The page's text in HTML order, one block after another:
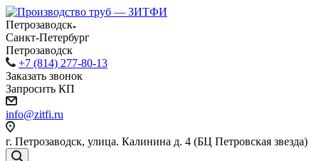
Петрозаводск
Санкт-Петербург
Петрозаводск
+7 (814) 277-80-13
Заказать звонок
Запросить КП
info@zitfi.ru
г. Петрозаводск, улица. Калинина д. 4 (БЦ Петровская звезда)